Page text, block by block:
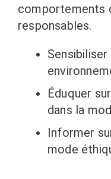
comportements
responsables.
Éduquer
dans la
Informer
mode